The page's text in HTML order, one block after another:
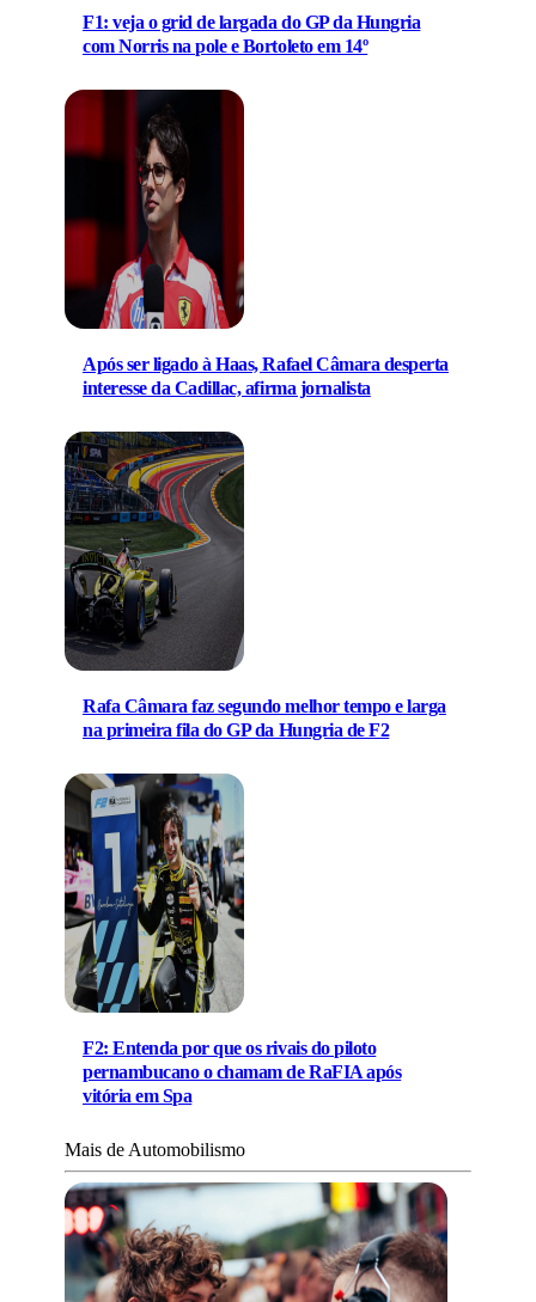
F1: veja o grid de largada do GP da Hungria
com Norris na pole e Bortoleto em 14º
Após ser ligado à Haas, Rafael Câmara desperta
interesse da Cadillac, afirma jornalista
Rafa Câmara faz segundo melhor tempo e larga
na primeira fila do GP da Hungria de F2
F2: Entenda por que os rivais do piloto
pernambucano o chamam de RaFIA após
vitória em Spa
Mais de Automobilismo